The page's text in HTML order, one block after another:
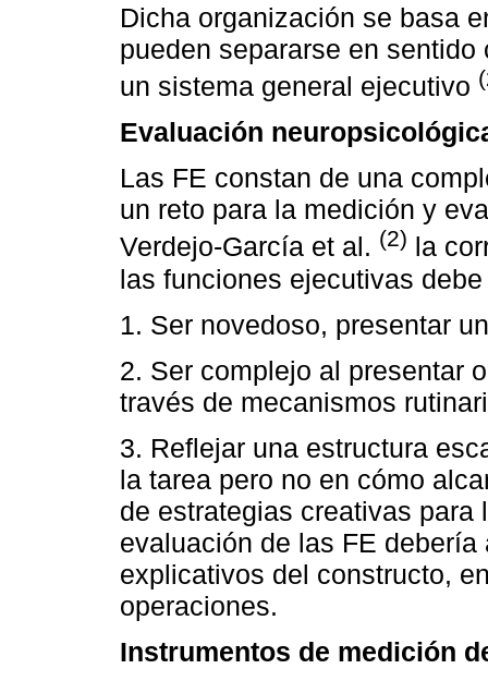
Dicha organización se basa
pueden separarse en
un sistema general ejecutivo
Evaluación
Las FE constan de una
un reto para la medición y
Verdejo-García et al. (2) la
las funciones ejecutivas
1. Ser novedoso, presentar
2. Ser complejo al presentar
través de mecanismos
3. Reflejar una estructura
la tarea pero no en cómo
de estrategias creativas
evaluación de las FE
explicativos del constructo,
operaciones.
Instrumentos de medición